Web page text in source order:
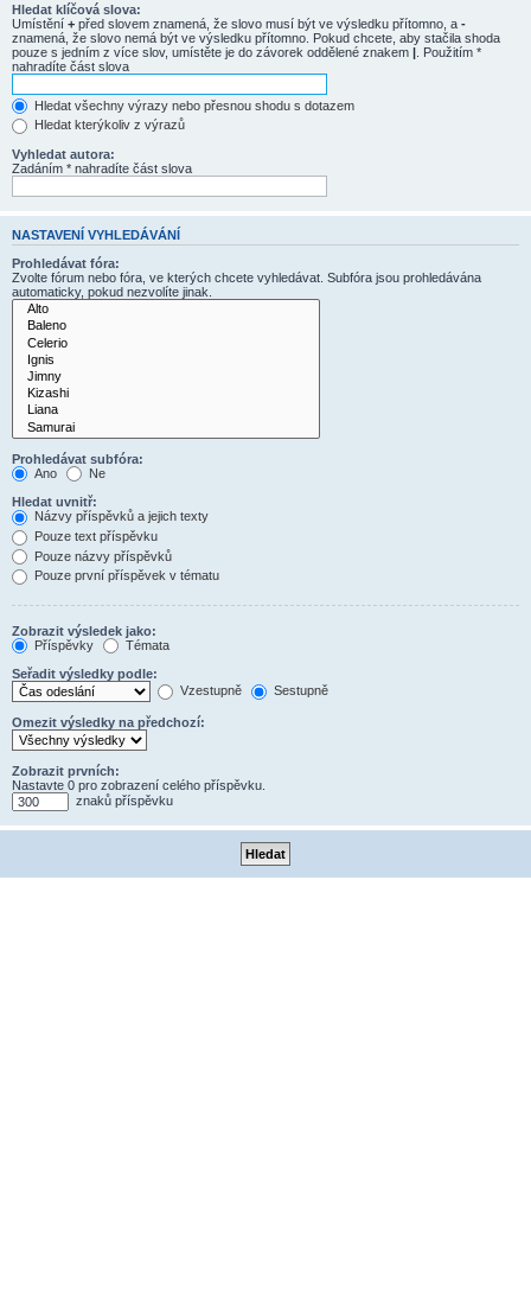
Hledat klíčová slova:
Umístění + před slovem znamená, že slovo musí být ve výsledku přítomno, a -
znamená, že slovo nemá být ve výsledku přítomno. Pokud chcete, aby stačila shoda
pouze s jedním z více slov, umístěte je do závorek oddělené znakem | . Použitím *
nahradíte část slova
Hledat všechny výrazy nebo přesnou shodu s dotazem
Hledat kterýkoliv z výrazů
Vyhledat autora:
Zadáním * nahradíte část slova
NASTAVENÍ VYHLEDÁVÁNÍ
Prohledávat fóra:
Zvolte fórum nebo fóra, ve kterých chcete vyhledávat. Subfóra jsou prohledávána
automaticky, pokud nezvolíte jinak.
Prohledávat subfóra:
Ano
Ne
Hledat uvnitř:
Názvy příspěvků a jejich texty
Pouze text příspěvku
Pouze názvy příspěvků
Pouze první příspěvek v tématu
Zobrazit výsledek jako:
Příspěvky
Témata
Seřadit výsledky podle:
Vzestupně
Sestupně
Omezit výsledky na předchozí:
Zobrazit prvních:
Nastavte 0 pro zobrazení celého příspěvku.
znaků příspěvku